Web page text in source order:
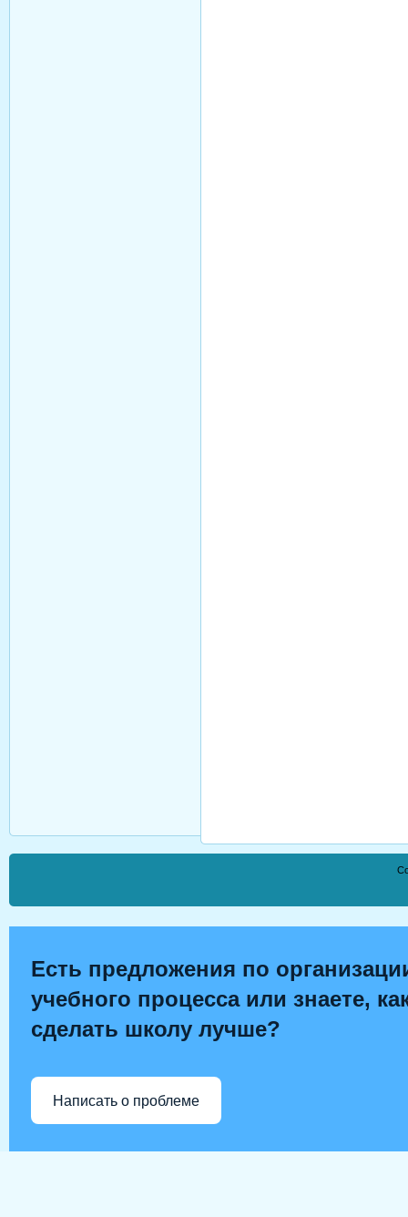
Есть предложения по
учебного процесса или знаете,
сделать школу лучше?
Написать о проблеме